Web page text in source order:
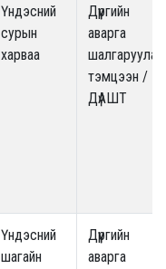
Үндэсний
сурын
харваа
Дүүргийн
аварга
шалгаруулах
тэмцээн /
ДүАШТ
Үндэсний
шагайн
Дүүргийн
аварга